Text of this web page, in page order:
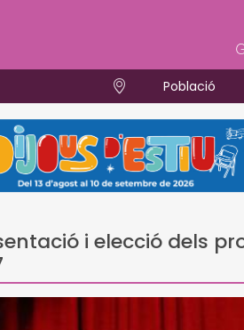
Població
i elecció dels